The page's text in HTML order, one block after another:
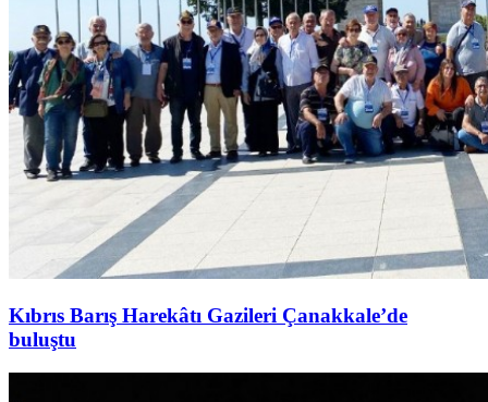
Kıbrıs Barış Harekâtı Gazileri Çanakkale’de
buluştu